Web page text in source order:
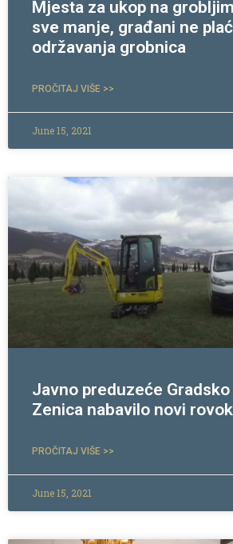
Mjesta za ukop na
sve manje, građani ne
održavanja grobnica
PROČITAJ VIŠE >>
June 15, 2021
Javno preduzeće
Zenica nabavilo novi
PROČITAJ VIŠE >>
June 15, 2021